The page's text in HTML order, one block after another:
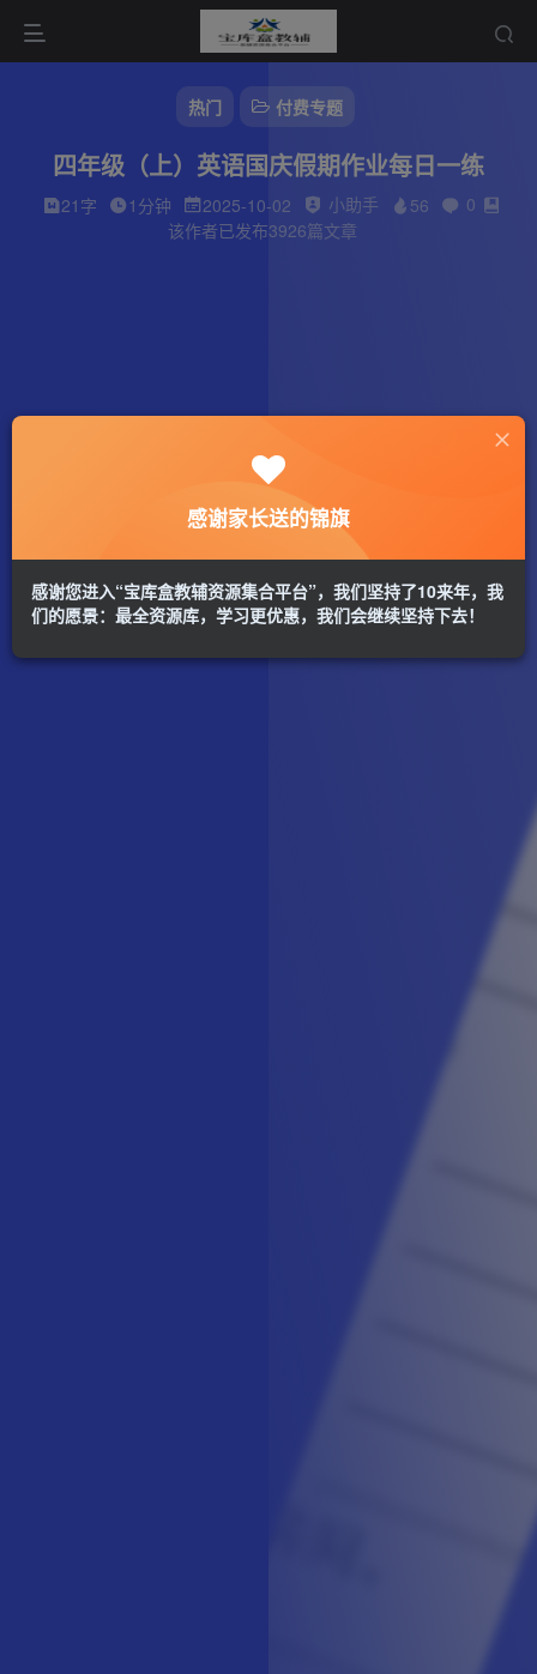
热门 付费专题
四年级（上）英语国庆假期作业每日一练
21字 1分钟 2025-10-02 小助手 56
0
该作者已发布3926篇文章
感谢家长送的锦旗
感谢您进入“宝库盒教辅资源集合平台”，我们坚持了10来年，我
们的愿景：最全资源库，学习更优惠，我们会继续坚持下去！